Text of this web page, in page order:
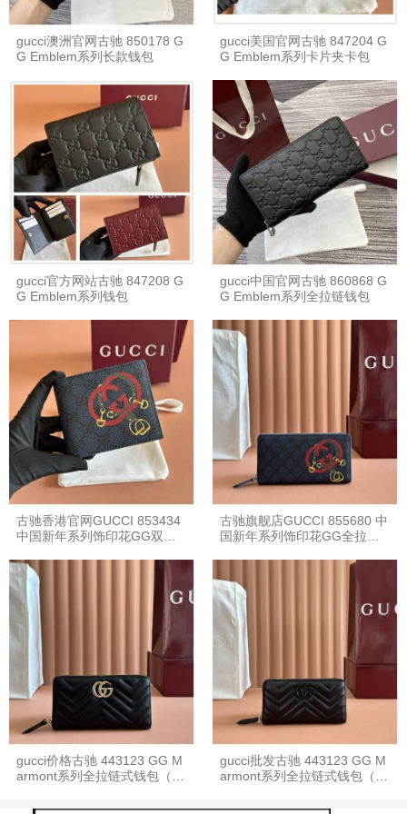
gucci澳洲官网古驰 850178 G
G Emblem系列长款钱包
gucci美国官网古驰 847204 G
G Emblem系列卡片夹卡包
gucci官方网站古驰 847208 G
G Emblem系列钱包
gucci中国官网古驰 860868 G
G Emblem系列全拉链钱包
古驰香港官网GUCCI 853434
中国新年系列饰印花GG双折
古驰旗舰店GUCCI 855680 中
国新年系列饰印花GG全拉链
gucci价格古驰 443123 GG M
armont系列全拉链式钱包（新
gucci批发古驰 443123 GG M
armont系列全拉链式钱包（枪